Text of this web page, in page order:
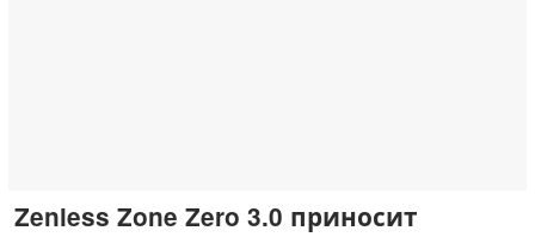
Zenless Zone Zero 3.0 приносит